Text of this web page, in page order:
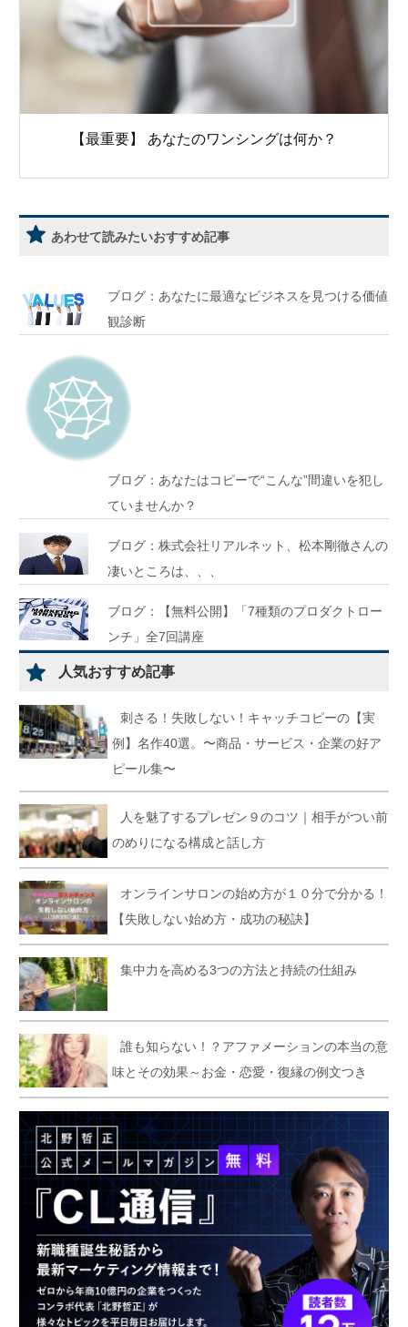
【最重要】 あなたのワンシングは何か？
あわせて読みたいおすすめ記事
ブログ：あなたに最適なビジネスを見つける価値
観診断
ブログ：あなたはコピーで“こんな”間違いを犯し
ていませんか？
ブログ：株式会社リアルネット、松本剛徹さんの
凄いところは、、、
ブログ：【無料公開】「7種類のプロダクトロー
ンチ」全7回講座
人気おすすめ記事
刺さる！失敗しない！キャッチコピーの【実
例】名作40選。〜商品・サービス・企業の好ア
ピール集〜
人を魅了するプレゼン９のコツ｜相手がつい前
のめりになる構成と話し方
オンラインサロンの始め方が１０分で分かる！
【失敗しない始め方・成功の秘訣】
集中力を高める3つの方法と持続の仕組み
誰も知らない！？アファメーションの本当の意
味とその効果～お金・恋愛・復縁の例文つき